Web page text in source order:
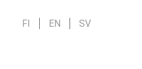
FI EN SV